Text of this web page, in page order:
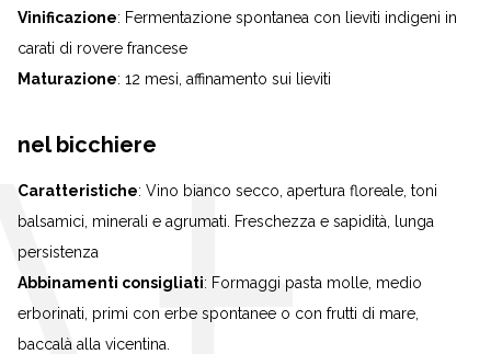
Vinificazione: Fermentazione spontanea con lieviti indigeni in
carati di rovere francese
Maturazione: 12 mesi, affinamento sui lieviti
nel bicchiere
Caratteristiche: Vino bianco secco, apertura floreale, toni
balsamici, minerali e agrumati. Freschezza e sapidità, lunga
persistenza
Abbinamenti consigliati: Formaggi pasta molle, medio
erborinati, primi con erbe spontanee o con frutti di mare,
baccalà alla vicentina.